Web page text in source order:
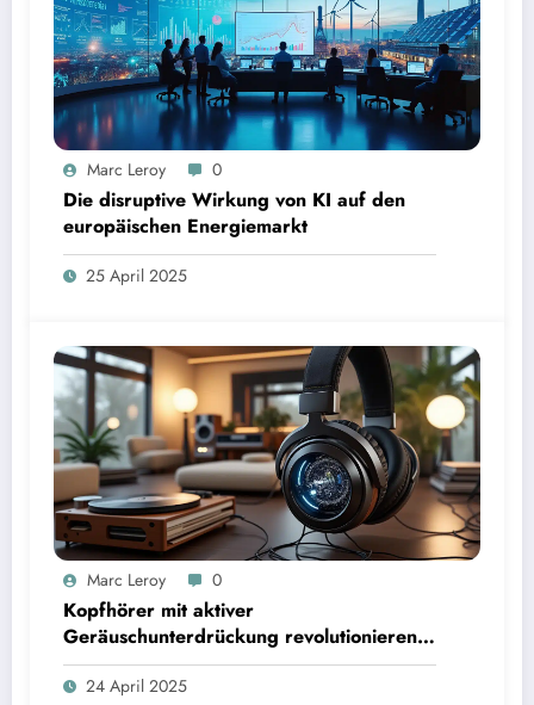
Marc Leroy 0
Die disruptive Wirkung von KI auf den
europäischen Energiemarkt
25 April 2025
Marc Leroy 0
Kopfhörer mit aktiver
Geräuschunterdrückung revolutionieren
das Hörerlebnis für anspruchsvolle
Audiophile.
24 April 2025